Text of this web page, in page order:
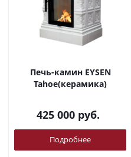
Печь-камин EYSEN
Tahoe(керамика)
425 000 руб.
Подробнее